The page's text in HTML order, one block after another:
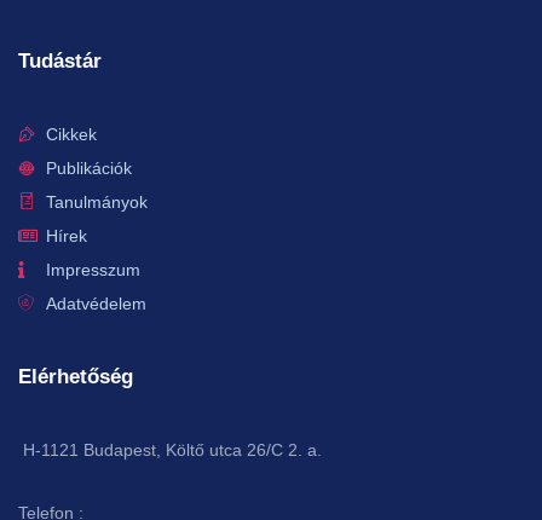
Tudástár
Cikkek
Publikációk
Tanulmányok
Hírek
Impresszum
Adatvédelem
Elérhetőség
H-1121 Budapest, Költő utca 26/C 2. a.
Telefon :